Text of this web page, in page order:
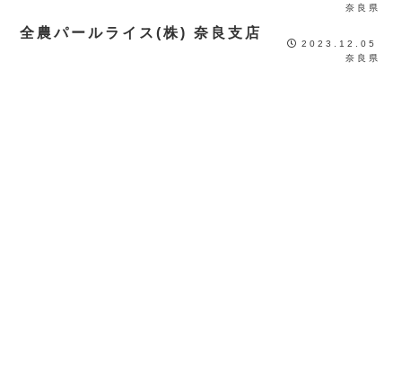
奈良県
全農パールライス(株) 奈良支店
2023.12.05
奈良県